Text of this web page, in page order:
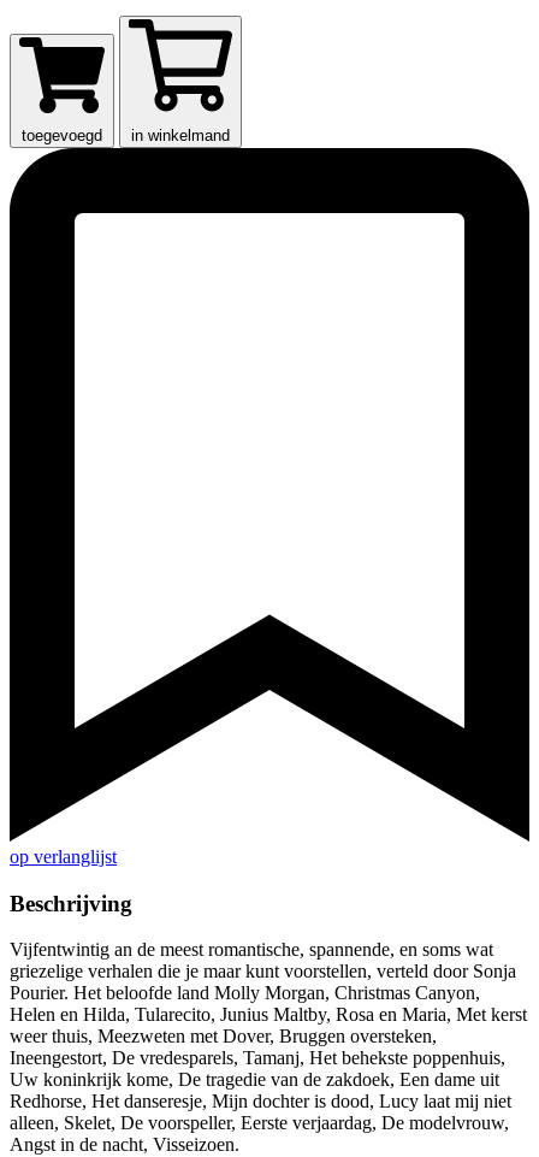
toegevoegd in winkelmand
op verlanglijst
Beschrijving
Vijfentwintig an de meest romantische, spannende, en soms wat
griezelige verhalen die je maar kunt voorstellen, verteld door Sonja
Pourier. Het beloofde land Molly Morgan, Christmas Canyon,
Helen en Hilda, Tularecito, Junius Maltby, Rosa en Maria, Met kerst
weer thuis, Meezweten met Dover, Bruggen oversteken,
Ineengestort, De vredesparels, Tamanj, Het behekste poppenhuis,
Uw koninkrijk kome, De tragedie van de zakdoek, Een dame uit
Redhorse, Het danseresje, Mijn dochter is dood, Lucy laat mij niet
alleen, Skelet, De voorspeller, Eerste verjaardag, De modelvrouw,
Angst in de nacht, Visseizoen.